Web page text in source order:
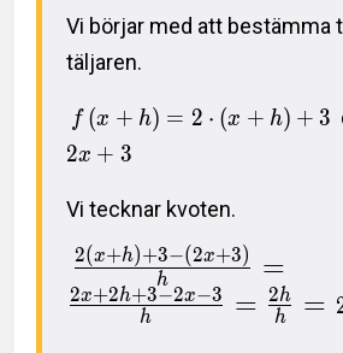
Vi börjar med att bestämma
täljaren.
f (x + h) = 2 ⋅ (x + h) + 3
2x + 3
Vi tecknar kvoten.
h
2(x+h)+3−(2x+3) =
h
2x+2h+3−2x−3 = h
2h =